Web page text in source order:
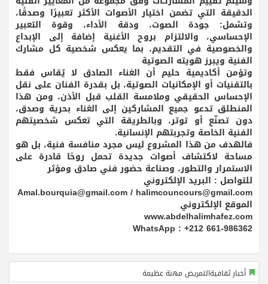
الدقيقة التي تضمن اختيار الأصوات الأكثر تعبيرًا وصدقًا،
وتشمل: جودة الصوت، ودقة الأداء، وقوة التعبير
الإحساسي، والالتزام بروح الأغنية إضافة إلى الإبداع
والخصوصية في التقديم، بما يعكس شخصية كل مشارك
الفنية ويبرز هويته الصوتية
وتؤمن أكاديمية حليم أن الغناء الصادق لا يُقاس فقط
بالتقنيات أو الإمكانيات الصوتية، بل بقدرة الفنان على نقل
الإحساس الحقيقي وملامسة القلب قبل الأذن، ومن هذا
المنطلق تدعو جميع المشاركين إلى الغناء بحرية وصدق،
دون تصنّع أو توتر، وبالطريقة التي تعكس شخصيتهم
الفنية الخاصة وتجربتهم الإنسانية.
فالهدف من هذا المشروع ليس مجرد منافسة فنية، بل هو
مساحة لاكتشاف أصوات جديدة تحمل روحًا قادرة على
الاستمرار والتطور، وصناعة حضور فني صادق ومؤثر
للتواصل : البريد الإلكتروني
Amal.bourquia@gmail.com / halimcouncours@gmail.com
الموقع الإلكتروني
www.abdelhalimhafez.com
WhatsApp : +212 661-986362
أخبار ثقافيةالتمريض مهنة عظيمة